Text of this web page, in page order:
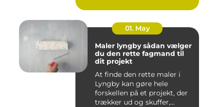
01. May
Maler lyngby sådan vælger
du den rette fagmand til
dit projekt
At finde den rette maler i
Lyngby kan gøre hele
forskellen på et projekt, der
trækker ud og skuffer,...